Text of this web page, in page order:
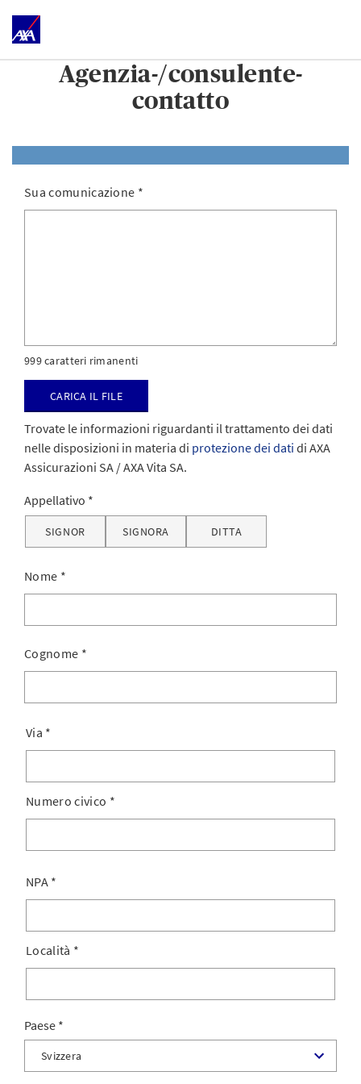
Agenzia-/consulente-
contatto
Sua comunicazione *
999 caratteri rimanenti
Carica il file
Trovate le informazioni riguardanti il trattamento dei dati
nelle disposizioni in materia di protezione dei dati di AXA
Assicurazioni SA / AXA Vita SA.
Appellativo
SIGNOR SIGNORA DITTA
Nome *
Cognome *
Via *
Numero civico *
NPA *
Località *
Paese